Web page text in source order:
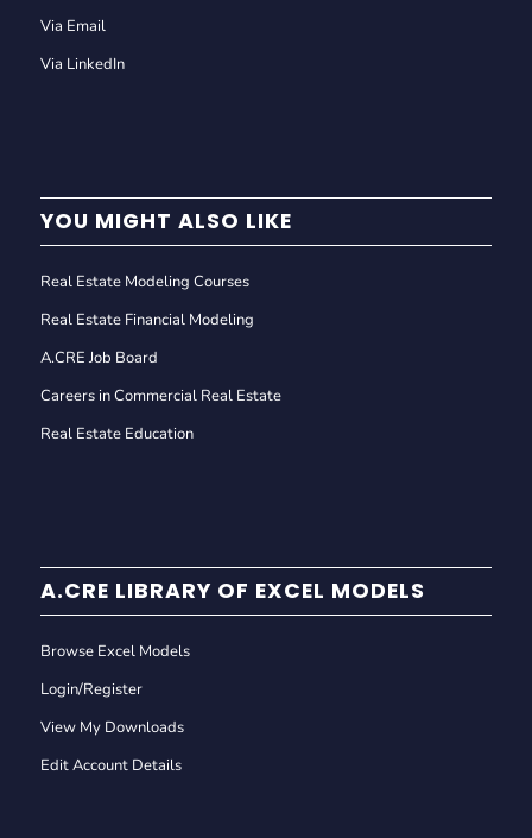
Via Email
Via LinkedIn
YOU MIGHT ALSO LIKE
Real Estate Modeling Courses
Real Estate Financial Modeling
A.CRE Job Board
Careers in Commercial Real Estate
Real Estate Education
A.CRE LIBRARY OF EXCEL MODELS
Browse Excel Models
Login/Register
View My Downloads
Edit Account Details